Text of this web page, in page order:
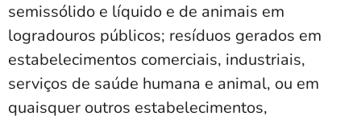
semissólido e líquido e de animais em
logradouros públicos; resíduos gerados em
estabelecimentos comerciais, industriais,
serviços de saúde humana e animal, ou em
quaisquer outros estabelecimentos,